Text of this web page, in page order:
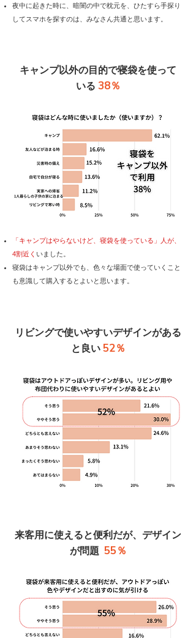
夜中に起きた時に、暗闇の中で枕元を、ひたすら手探り
してスマホを探すのは、みなさん共通と思います。
キャンプ以外の目的で寝袋を使って
いる 38％
「キャンプはやらないけど、寝袋を使っている」人が、
4割近く いました。
寝袋はキャンプ以外でも、色々な場面で使っていくこと
も意識して購入するとよいと思います。
リビングで使いやすいデザインがある
と良い52％
来客用に使えると便利だが、デザイン
が問題 55％